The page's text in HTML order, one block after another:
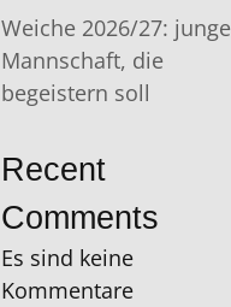
Weiche 2026/27: junge
Mannschaft, die
begeistern soll
Recent
Comments
Es sind keine
Kommentare